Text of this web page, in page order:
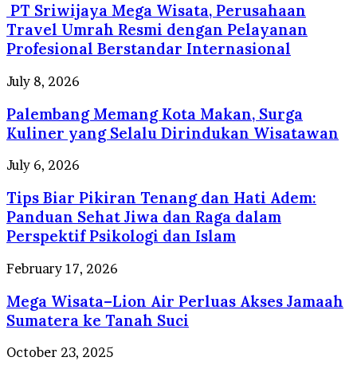
Mega
Wisata,
Perusahaan
Travel
Umrah
Resmi
dengan
Pelayanan
Profesional
Internasional
PT Sriwijaya Mega Wisata, Perusahaan
Travel Umrah Resmi dengan Pelayanan
Profesional Berstandar Internasional
Palembang
Kota
Makan,
Surga
Kuliner
yang
Selalu
Dirindukan
Wisatawan
July 8, 2026
Palembang Memang Kota Makan, Surga
Kuliner yang Selalu Dirindukan Wisatawan
Tips
Pikiran
Tenang
dan
Hati
Adem:
Panduan
Sehat
Jiwa
dan
dalam
July 6, 2026
Tips Biar Pikiran Tenang dan Hati Adem:
Panduan Sehat Jiwa dan Raga dalam
Perspektif Psikologi dan Islam
Mega
Lion
Air
Perluas
Akses
February 17, 2026
Mega Wisata–Lion Air Perluas Akses Jamaah
Sumatera ke Tanah Suci
Madinah
October 23, 2025